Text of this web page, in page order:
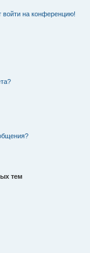
войти на конференцию!
тем